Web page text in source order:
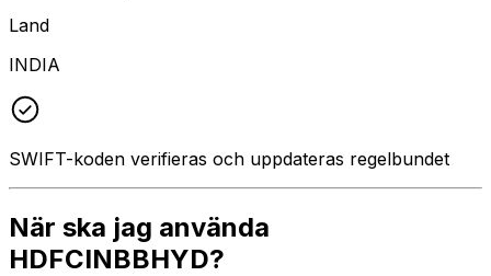
Land
INDIA
SWIFT-koden verifieras och uppdateras regelbundet
När ska jag använda
HDFCINBBHYD?